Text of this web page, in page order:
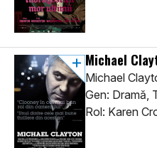
Michael
Michael
Gen: Dramă,
Rol: Karen